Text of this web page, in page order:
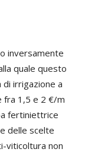
inversamente
quale questo
irrigazione a
fra 1,5 e 2 €/m
fertiniettrice
delle scelte
viticoltura non